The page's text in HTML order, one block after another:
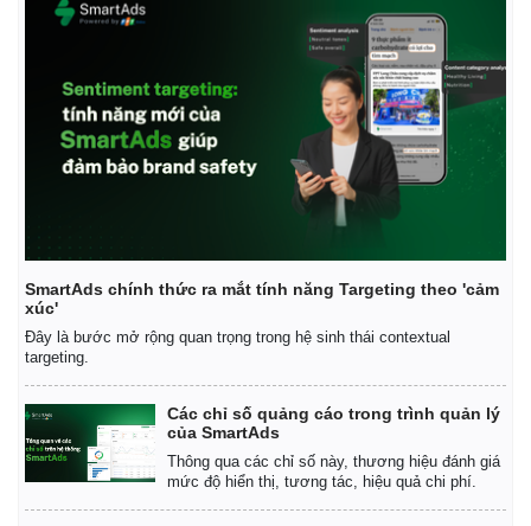
SmartAds chính thức ra mắt tính năng Targeting theo 'cảm
xúc'
Đây là bước mở rộng quan trọng trong hệ sinh thái contextual
targeting.
Các chỉ số quảng cáo trong trình quản lý
của SmartAds
Thông qua các chỉ số này, thương hiệu đánh giá
mức độ hiển thị, tương tác, hiệu quả chi phí.